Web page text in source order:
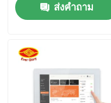
ข่าว
ขออ้าง
แผงแสดงผลแบบสัมผัส
ส่งคำถาม